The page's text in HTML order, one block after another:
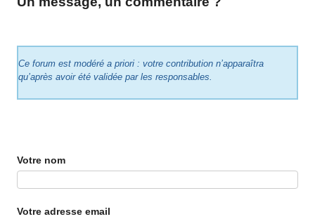
Ce forum est modéré a priori : votre contribution n’apparaîtra
qu’après avoir été validée par les responsables.
Votre nom
Votre adresse email